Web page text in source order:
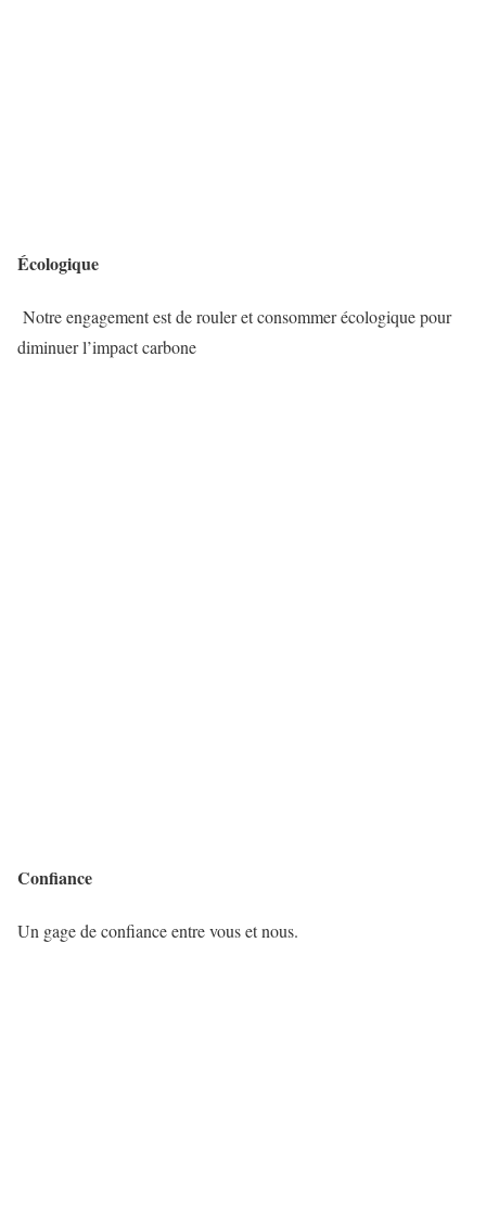
Écologique
Notre engagement est de rouler et consommer écologique pour
diminuer l’impact carbone
Confiance
Un gage de confiance entre vous et nous.